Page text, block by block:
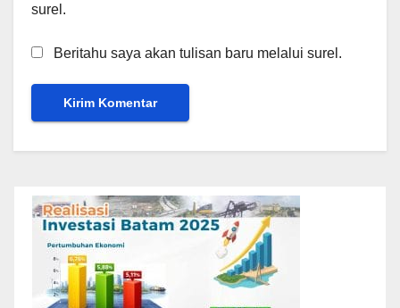
surel.
Beritahu saya akan tulisan baru melalui surel.